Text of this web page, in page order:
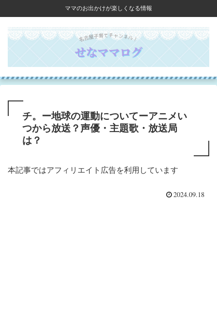
ママのお出かけが楽しくなる情報
チ。ー地球の運動についてーアニメい
つから放送？声優・主題歌・放送局
は？
本記事ではアフィリエイト広告を利用しています
2024.09.18